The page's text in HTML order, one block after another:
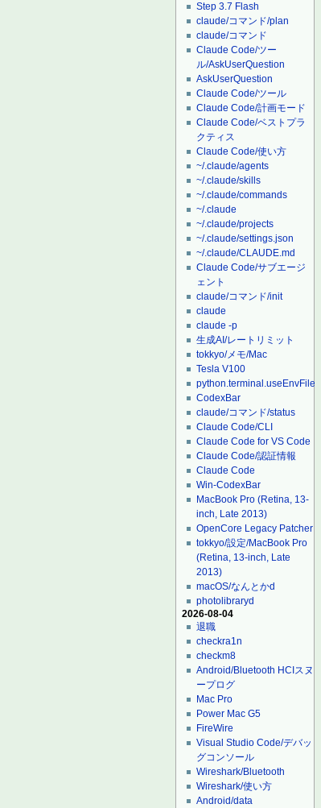
Step 3.7 Flash
claude/コマンド/plan
claude/コマンド
Claude Code/ツー
ル/AskUserQuestion
AskUserQuestion
Claude Code/ツール
Claude Code/計画モード
Claude Code/ベストプラ
クティス
Claude Code/使い方
~/.claude/agents
~/.claude/skills
~/.claude/commands
~/.claude
~/.claude/projects
~/.claude/settings.json
~/.claude/CLAUDE.md
Claude Code/サブエージ
ェント
claude/コマンド/init
claude
claude -p
生成AI/レートリミット
tokkyo/メモ/Mac
Tesla V100
python.terminal.useEnvFile
CodexBar
claude/コマンド/status
Claude Code/CLI
Claude Code for VS Code
Claude Code/認証情報
Claude Code
Win-CodexBar
MacBook Pro (Retina, 13-
inch, Late 2013)
OpenCore Legacy Patcher
tokkyo/設定/MacBook Pro
(Retina, 13-inch, Late
2013)
macOS/なんとかd
photolibraryd
2026-08-04
退職
checkra1n
checkm8
Android/Bluetooth HCIスヌ
ープログ
Mac Pro
Power Mac G5
FireWire
Visual Studio Code/デバッ
グコンソール
Wireshark/Bluetooth
Wireshark/使い方
Android/data